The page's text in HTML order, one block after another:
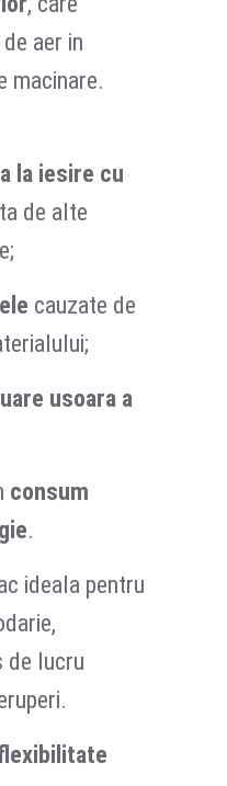
aer in
macinare.
la iesire cu
de alte
cauzate de
usoara a
consum
.
ideala pentru
de lucru